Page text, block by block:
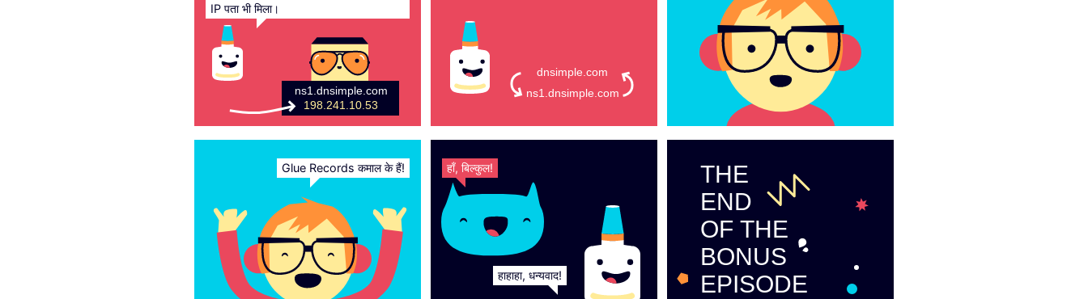
198.241.10.53
ns1.dnsimple.com
IP पता भी मिला।
ns1.dnsimple.com
dnsimple.com
Glue Records कमाल के हैं! हाँ, बिल्कुल!
हाहाहा, धन्यवाद!
THE
END
OF THE
BONUS
EPISODE